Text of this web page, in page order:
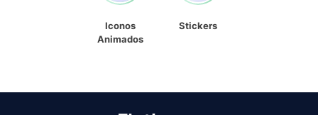
Iconos
Animados
Stickers